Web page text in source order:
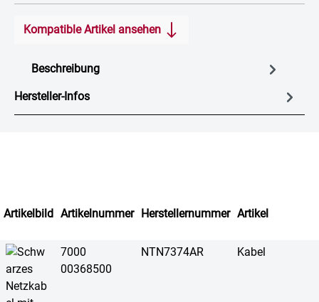
Kompatible Artikel ansehen
Beschreibung
Hersteller-Infos
Artikelbild Artikelnummer Herstellernummer Artikel
7000
00368500
NTN7374AR Kabel